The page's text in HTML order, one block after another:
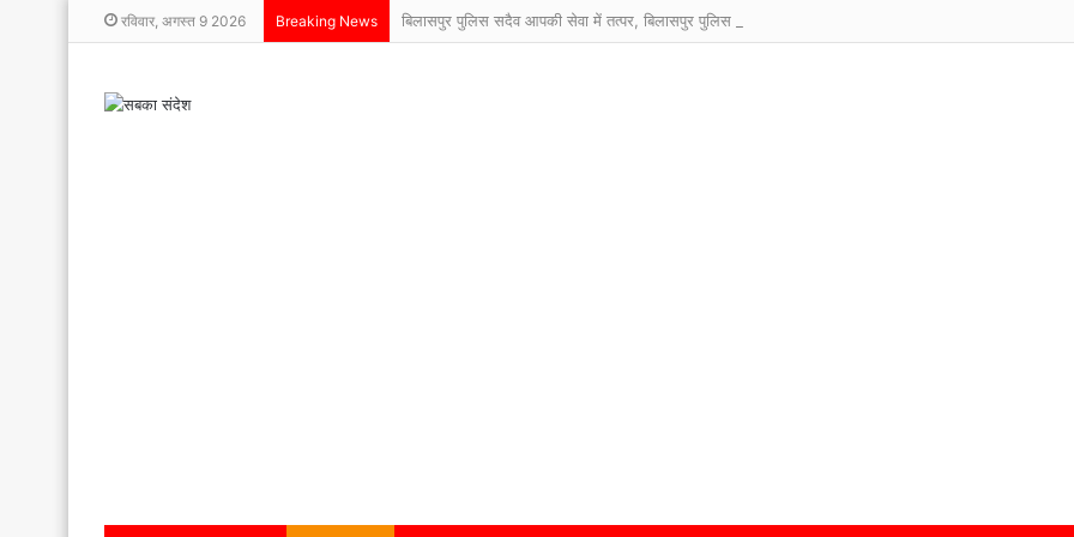
रविवार, अगस्त 9 2026 Breaking News बिलासपुर पुलिस सदैव आपकी सेवा में तत्पर, बिलासपुर पुलिस का संदेश : “आपकी एक आस, आपकी अमानत, आपके पास।”